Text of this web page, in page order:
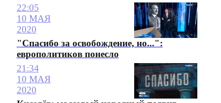
22:05
10 МАЯ
2020
"Спасибо за освобождение, но...":
европолитиков понесло
21:34
10 МАЯ
2020